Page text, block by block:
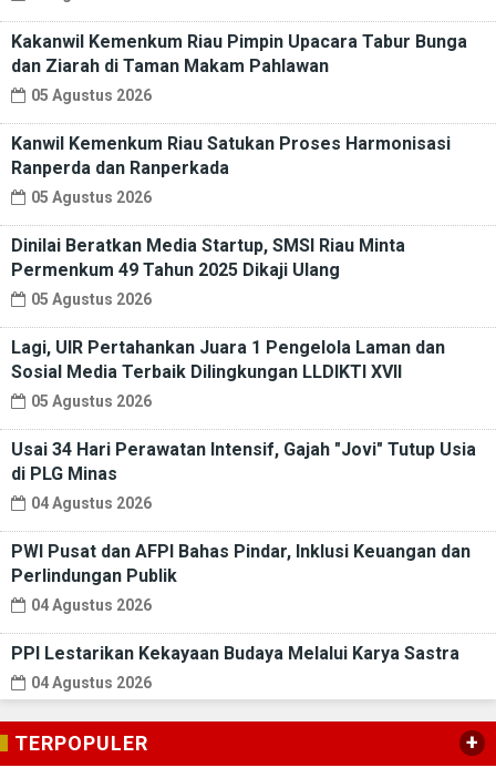
Kakanwil Kemenkum Riau Pimpin Upacara Tabur Bunga
dan Ziarah di Taman Makam Pahlawan
05 Agustus 2026
Kanwil Kemenkum Riau Satukan Proses Harmonisasi
Ranperda dan Ranperkada
05 Agustus 2026
Dinilai Beratkan Media Startup, SMSI Riau Minta
Permenkum 49 Tahun 2025 Dikaji Ulang
05 Agustus 2026
Lagi, UIR Pertahankan Juara 1 Pengelola Laman dan
Sosial Media Terbaik Dilingkungan LLDIKTI XVII
05 Agustus 2026
Usai 34 Hari Perawatan Intensif, Gajah "Jovi" Tutup Usia
di PLG Minas
04 Agustus 2026
PWI Pusat dan AFPI Bahas Pindar, Inklusi Keuangan dan
Perlindungan Publik
04 Agustus 2026
PPI Lestarikan Kekayaan Budaya Melalui Karya Sastra
04 Agustus 2026
TERPOPULER +